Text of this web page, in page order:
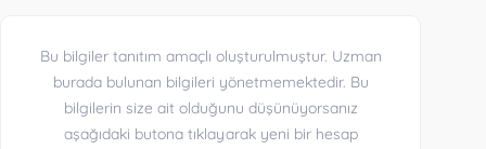
Bu bilgiler tanıtım amaçlı oluşturulmuştur. Uzman
burada bulunan bilgileri yönetmemektedir. Bu
bilgilerin size ait olduğunu düşünüyorsanız
aşağıdaki butona tıklayarak yeni bir hesap